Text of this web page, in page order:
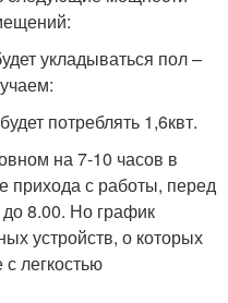
укладываться пол –
потреблять 1,6квт.
на 7-10 часов в
прихода с работы, перед
8.00. Но график
устройств, о которых
легкостью